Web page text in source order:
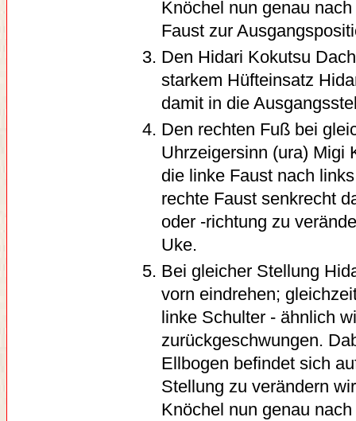
Knöchel nun genau
Faust zur
Den Hidari Kokutsu
starkem Hüfteinsatz
damit in die
Den rechten Fuß bei
Uhrzeigersinn (ura) Migi
die linke Faust nach
rechte Faust senkrecht
oder -richtung zu
Uke.
Bei gleicher Stellung
vorn eindrehen;
linke Schulter - ähnlich
zurückgeschwungen.
Ellbogen befindet sich
Stellung zu verändern
Knöchel nun genau